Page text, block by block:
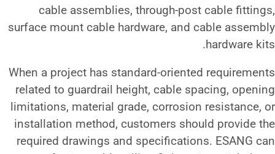
cable assemblies,
surface mount cable hardware,
When a project has standard-
related to guardrail height,
limitations, material grade,
installation method,
required drawings and